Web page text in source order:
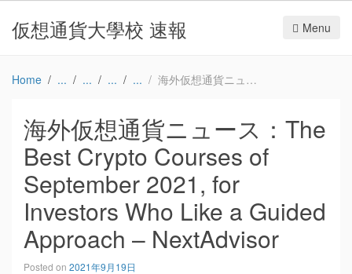
仮想通貨大學校 速報 Menu
Home 海外仮想通貨ニュース：The Best Crypto Courses of September 2021, for Investors Who Like a Guided Approach – NextAdvisor
海外仮想通貨ニュース：The
Best Crypto Courses of
September 2021, for
Investors Who Like a Guided
Approach – NextAdvisor
Posted on 2021年9月19日